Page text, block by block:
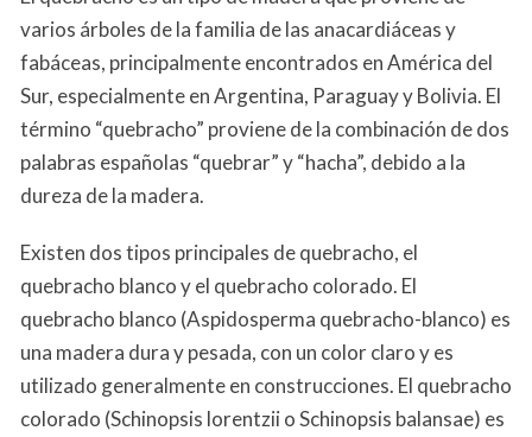
varios árboles de la familia de las anacardiáceas y
fabáceas, principalmente encontrados en América del
Sur, especialmente en Argentina, Paraguay y Bolivia. El
término “quebracho” proviene de la combinación de dos
palabras españolas “quebrar” y “hacha”, debido a la
dureza de la madera.
Existen dos tipos principales de quebracho, el
quebracho blanco y el quebracho colorado. El
quebracho blanco (Aspidosperma quebracho-blanco) es
una madera dura y pesada, con un color claro y es
utilizado generalmente en construcciones. El quebracho
colorado (Schinopsis lorentzii o Schinopsis balansae) es